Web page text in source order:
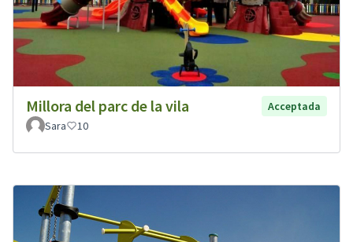
Millora del parc de la vila
Acceptada
Sara
10